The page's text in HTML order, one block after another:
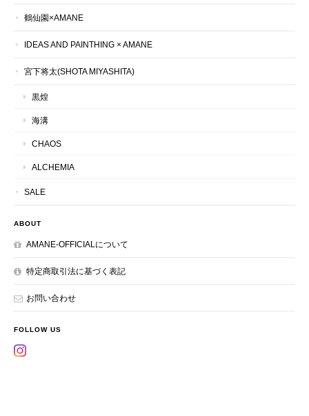
鶴仙園×AMANE
IDEAS AND PAINTHING × AMANE
宮下将太(SHOTA MIYASHITA)
黒煌
海溝
CHAOS
ALCHEMIA
SALE
ABOUT
AMANE-OFFICIALについて
特定商取引法に基づく表記
お問い合わせ
FOLLOW US